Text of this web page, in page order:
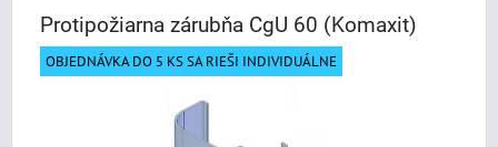
Protipožiarna zárubňa CgU 60 (Komaxit)
OBJEDNÁVKA DO 5 KS SA RIEŠI INDIVIDUÁLNE